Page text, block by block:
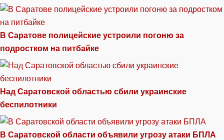
В Саратове полицейские устроили погоню за
подростком на питбайке
Над Саратовской областью сбили украинские
беспилотники
В Саратовской области объявили угрозу атаки БПЛА